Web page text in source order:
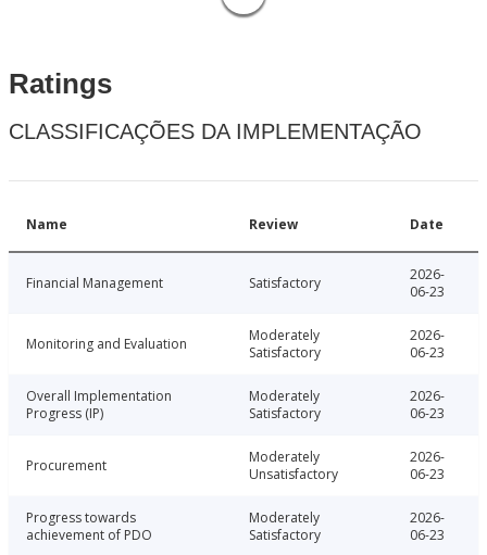
Ratings
CLASSIFICAÇÕES DA IMPLEMENTAÇÃO
Name Review Date
Financial Management Satisfactory
2026-
06-23
Monitoring and Evaluation
Moderately
Satisfactory
2026-
06-23
Overall Implementation
Progress (IP)
Moderately
Satisfactory
2026-
06-23
Procurement
Moderately
Unsatisfactory
2026-
06-23
Progress towards
achievement of PDO
Moderately
Satisfactory
2026-
06-23